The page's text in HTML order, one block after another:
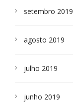
setembro 2019
agosto 2019
julho 2019
junho 2019